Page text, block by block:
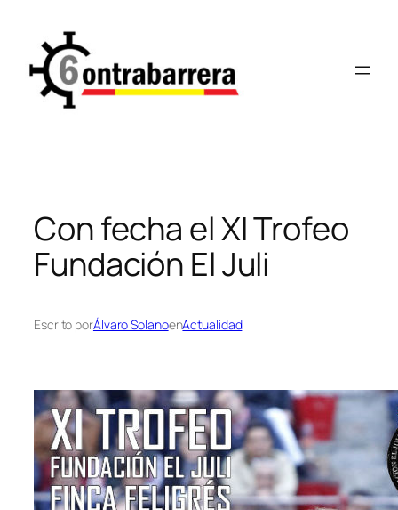
contenido
Con fecha el XI Trofeo
Fundación El Juli
Escrito porÁlvaro SolanoenActualidad